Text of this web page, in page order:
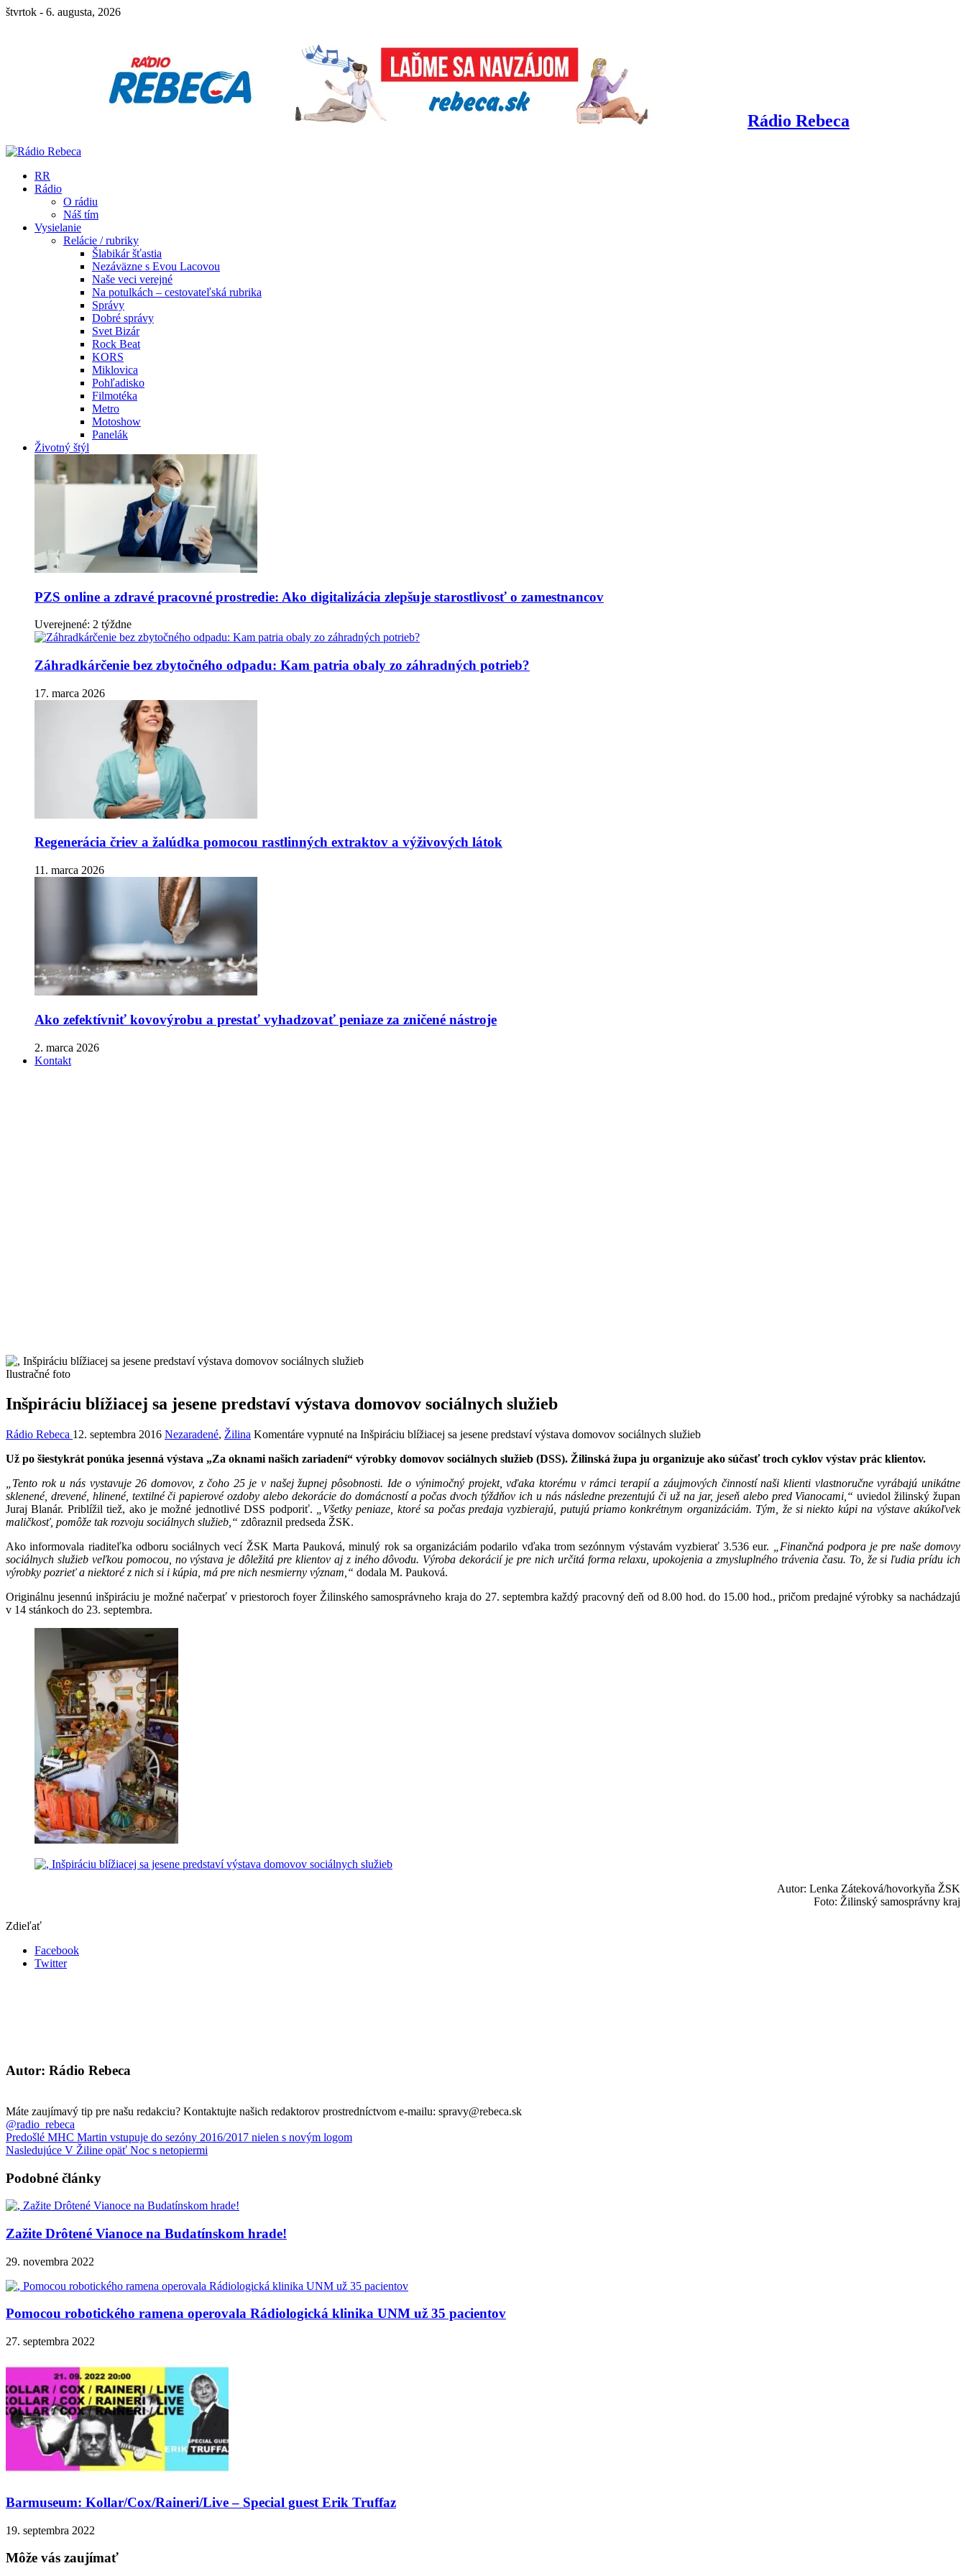
štvrtok - 6. augusta, 2026
Rádio Rebeca
RR
Rádio
O rádiu
Náš tím
Vysielanie
Relácie / rubriky
Šlabikár šťastia
Nezáväzne s Evou Lacovou
Naše veci verejné
Na potulkách – cestovateľská rubrika
Správy
Dobré správy
Svet Bizár
Rock Beat
KORS
Miklovica
Pohľadisko
Filmotéka
Metro
Motoshow
Panelák
Životný štýl
PZS online a zdravé pracovné prostredie: Ako digitalizácia zlepšuje starostlivosť o zamestnancov
Uverejnené: 2 týždne
Záhradkárčenie bez zbytočného odpadu: Kam patria obaly zo záhradných potrieb?
17. marca 2026
Regenerácia čriev a žalúdka pomocou rastlinných extraktov a výživových látok
11. marca 2026
Ako zefektívniť kovovýrobu a prestať vyhadzovať peniaze za zničené nástroje
2. marca 2026
Kontakt
Ilustračné foto
Inšpiráciu blížiacej sa jesene predstaví výstava domovov sociálnych služieb
Rádio Rebeca 12. septembra 2016 Nezaradené, Žilina Komentáre vypnuté na Inšpiráciu blížiacej sa jesene predstaví výstava domovov sociálnych služieb
Už po šiestykrát ponúka jesenná výstava „Za oknami našich zariadení“ výrobky domovov sociálnych služieb (DSS). Žilinská župa ju organizuje ako súčasť troch cyklov výstav prác klientov.
„Tento rok u nás vystavuje 26 domovov, z čoho 25 je v našej župnej pôsobnosti. Ide o výnimočný projekt, vďaka ktorému v rámci terapií a záujmových činností naši klienti vlastnoručne vyrábajú unikátne
sklenené, drevené, hlinené, textilné či papierové ozdoby alebo dekorácie do domácností a počas dvoch týždňov ich u nás následne prezentujú či už na jar, jeseň alebo pred Vianocami,“ uviedol žilinský župan
Juraj Blanár. Priblížil tiež, ako je možné jednotlivé DSS podporiť.
„Všetky peniaze, ktoré sa počas predaja vyzbierajú, putujú priamo konkrétnym organizáciám. Tým, že si niekto kúpi na výstave akúkoľvek
maličkosť, pomôže tak rozvoju sociálnych služieb,“ zdôraznil predseda ŽSK.
Ako informovala riaditeľka odboru sociálnych vecí ŽSK Marta Pauková, minulý rok sa organizáciám podarilo vďaka trom sezónnym výstavám vyzbierať 3.536 eur.
„Finančná podpora je pre naše domovy
sociálnych služieb veľkou pomocou, no výstava je dôležitá pre klientov aj z iného dôvodu. Výroba dekorácií je pre nich určitá forma relaxu, upokojenia a zmysluplného trávenia času. To, že si ľudia prídu ich
výrobky pozrieť a niektoré z nich si i kúpia, má pre nich nesmierny význam,“ dodala M. Pauková.
Originálnu jesennú inšpiráciu je možné načerpať v priestoroch foyer Žilinského samosprávneho kraja do 27. septembra každý pracovný deň od 8.00 hod. do 15.00 hod., pričom predajné výrobky sa nachádzajú
v 14 stánkoch do 23. septembra.
Autor: Lenka Záteková/hovorkyňa ŽSK
Foto: Žilinský samosprávny kraj
Zdieľať
Facebook
Twitter
Autor: Rádio Rebeca
Máte zaujímavý tip pre našu redakciu? Kontaktujte našich redaktorov prostredníctvom e-mailu: spravy@rebeca.sk
@radio_rebeca
Predošlé MHC Martin vstupuje do sezóny 2016/2017 nielen s novým logom
Nasledujúce V Žiline opäť Noc s netopiermi
Podobné články
Zažite Drôtené Vianoce na Budatínskom hrade!
29. novembra 2022
Pomocou robotického ramena operovala Rádiologická klinika UNM už 35 pacientov
27. septembra 2022
Barmuseum: Kollar/Cox/Raineri/Live – Special guest Erik Truffaz
19. septembra 2022
Môže vás zaujímať